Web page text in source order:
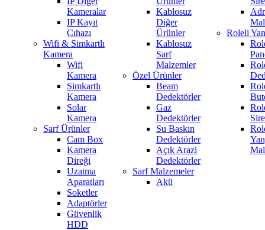
Kameralar
IP Kayıt
Cıhazı
Wifi & Simkartlı
Kamera
Wifi
Kamera
Simkartlı
Kamera
Solar
Kamera
Sarf Ürünler
Cam Box
Kamera
Direği
Uzatma
Aparatları
Soketler
Adaptörler
Güvenlik
HDD
Kablosuz
Diğer
Ürünler
Kablosuz
Sarf
Malzemler
Özel Ürünler
Beam
Dedektörler
Gaz
Dedektörler
Su Baskın
Dedektörler
Açık Arazi
Dedektörler
Sarf Malzemeler
Akü
Roleli